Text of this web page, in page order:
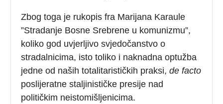
Zbog toga je rukopis fra Marijana Karaule
”Stradanje Bosne Srebrene u komunizmu”,
koliko god uvjerljivo svjedočanstvo o
stradalnicima, isto toliko i naknadna optužba
jedne od naših totalitarističkih praksi, de facto
poslijeratne staljinističke presije nad
političkim neistomišljenicima.